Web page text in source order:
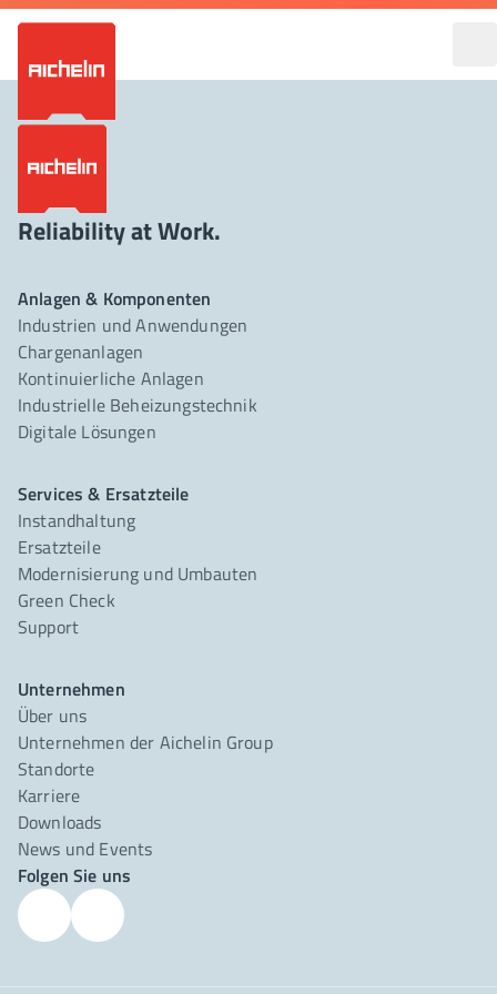
Reliability at Work.
Anlagen & Komponenten
Industrien und Anwendungen
Chargenanlagen
Kontinuierliche Anlagen
Industrielle Beheizungstechnik
Digitale Lösungen
Services & Ersatzteile
Instandhaltung
Ersatzteile
Modernisierung und Umbauten
Green Check
Support
Unternehmen
Über uns
Unternehmen der Aichelin Group
Standorte
Karriere
Downloads
News und Events
Folgen Sie uns